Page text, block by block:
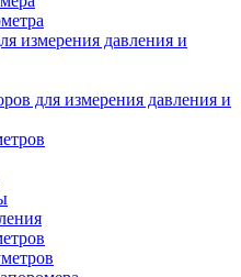
измерения давления и
для измерения давления и